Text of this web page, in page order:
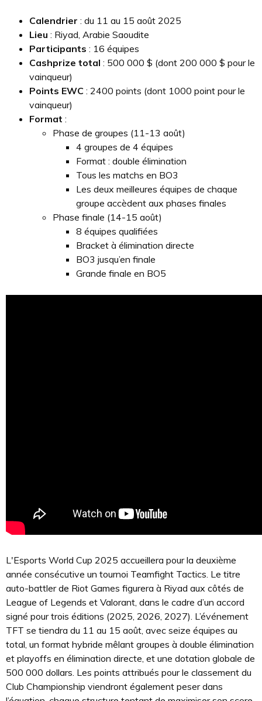
Calendrier : du 11 au 15 août 2025
Lieu : Riyad, Arabie Saoudite
Participants : 16 équipes
Cashprize total : 500 000 $ (dont 200 000 $ pour le
vainqueur)
Points EWC : 2400 points (dont 1000 point pour le
vainqueur)
Format :
Phase de groupes (11-13 août)
4 groupes de 4 équipes
Format : double élimination
Tous les matchs en BO3
Les deux meilleures équipes de chaque
groupe accèdent aux phases finales
Phase finale (14-15 août)
8 équipes qualifiées
Bracket à élimination directe
BO3 jusqu’en finale
Grande finale en BO5
L'Esports World Cup 2025 accueillera pour la deuxième
année consécutive un tournoi Teamfight Tactics. Le titre
auto-battler de Riot Games figurera à Riyad aux côtés de
League of Legends et Valorant, dans le cadre d’un accord
signé pour trois éditions (2025, 2026, 2027). L’événement
TFT se tiendra du 11 au 15 août, avec seize équipes au
total, un format hybride mêlant groupes à double élimination
et playoffs en élimination directe, et une dotation globale de
500 000 dollars. Les points attribués pour le classement du
Club Championship viendront également peser dans